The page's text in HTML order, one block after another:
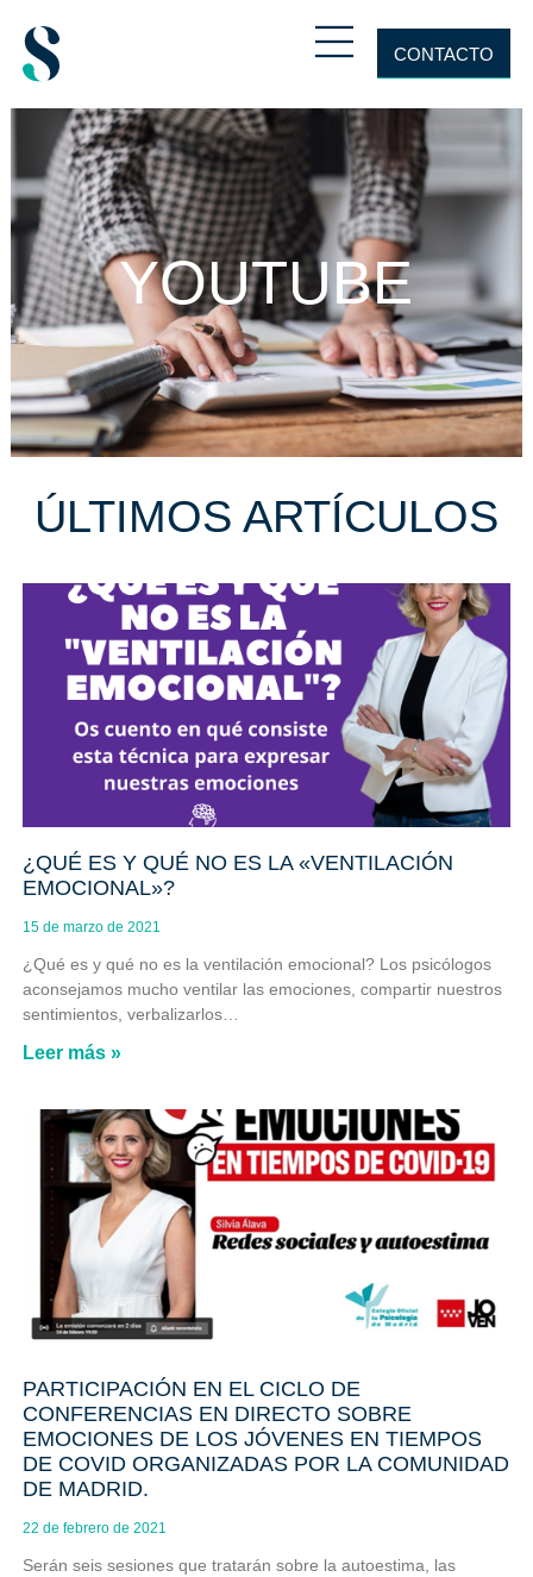
CONTACTO
YOUTUBE
ÚLTIMOS ARTÍCULOS
¿QUÉ ES Y QUÉ NO ES LA «VENTILACIÓN
EMOCIONAL»?
15 de marzo de 2021
¿Qué es y qué no es la ventilación emocional? Los psicólogos
aconsejamos mucho ventilar las emociones, compartir nuestros
sentimientos, verbalizarlos…
Leer más »
PARTICIPACIÓN EN EL CICLO DE
CONFERENCIAS EN DIRECTO SOBRE
EMOCIONES DE LOS JÓVENES EN TIEMPOS
DE COVID ORGANIZADAS POR LA COMUNIDAD
DE MADRID.
22 de febrero de 2021
Serán seis sesiones que tratarán sobre la autoestima, las